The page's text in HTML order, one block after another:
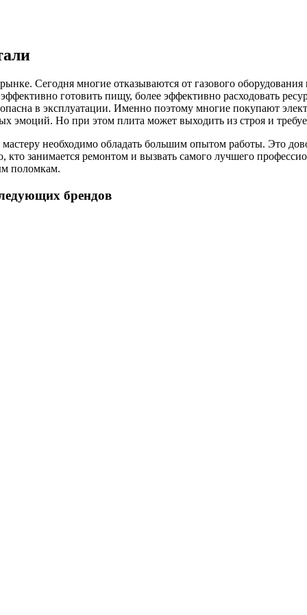
Сегодня многие отказываются от газового
готовить пищу, более эффективно расходовать
в эксплуатации. Именно поэтому многие покупают
эмоций. Но при этом плита может выходить из строя и
необходимо обладать большим опытом работы. Это
кто занимается ремонтом и вызвать самого лучшего
поломкам.
брендов